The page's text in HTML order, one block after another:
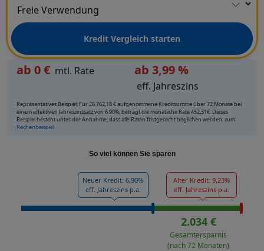
Kredit Vergleich starten
ab 0€ mtl. Rate ab 3,99 %
eff. Jahreszins
Repräsentatives Beispiel: Für 26.762,18 € aufgenommene Kreditsumme über 72 Monate bei
einem effektiven Jahreszinssatz von 6.90%, beträgt die monatliche Rate 452,31€. Dieses
Beispiel besteht unter der Annahme, dass alle Raten fristgerecht beglichen werden. zum
Rechenbeispiel
So viel können Sie sparen
Neuer Kredit: 6,90%
eff. Jahreszins p.a.
Alter Kredit: 9,23%
eff. Jahreszins p.a.
2.034 €
Gesamtersparnis
(nach 72 Monaten)